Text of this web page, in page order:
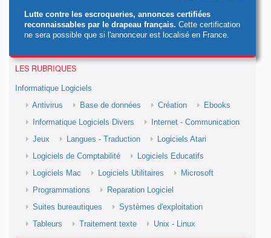
Lutte contre les escroqueries, annonces certifiées
reconnaissables par le drapeau français. Cette certification
ne sera possible que si l'annonceur est localisé en France.
LES RUBRIQUES
Informatique Logiciels
Antivirus
Base de données Création
Ebooks
Informatique Logiciels Divers
Internet - Communication
Jeux
Langues - Traduction
Logiciels Atari
Logiciels de Comptabilité
Logiciels Educatifs
Logiciels Mac
Logiciels Utilitaires
Microsoft
Programmations
Reparation Logiciel
Suites bureautiques
Systèmes d'exploitation
Tableurs
Traitement texte Unix - Linux